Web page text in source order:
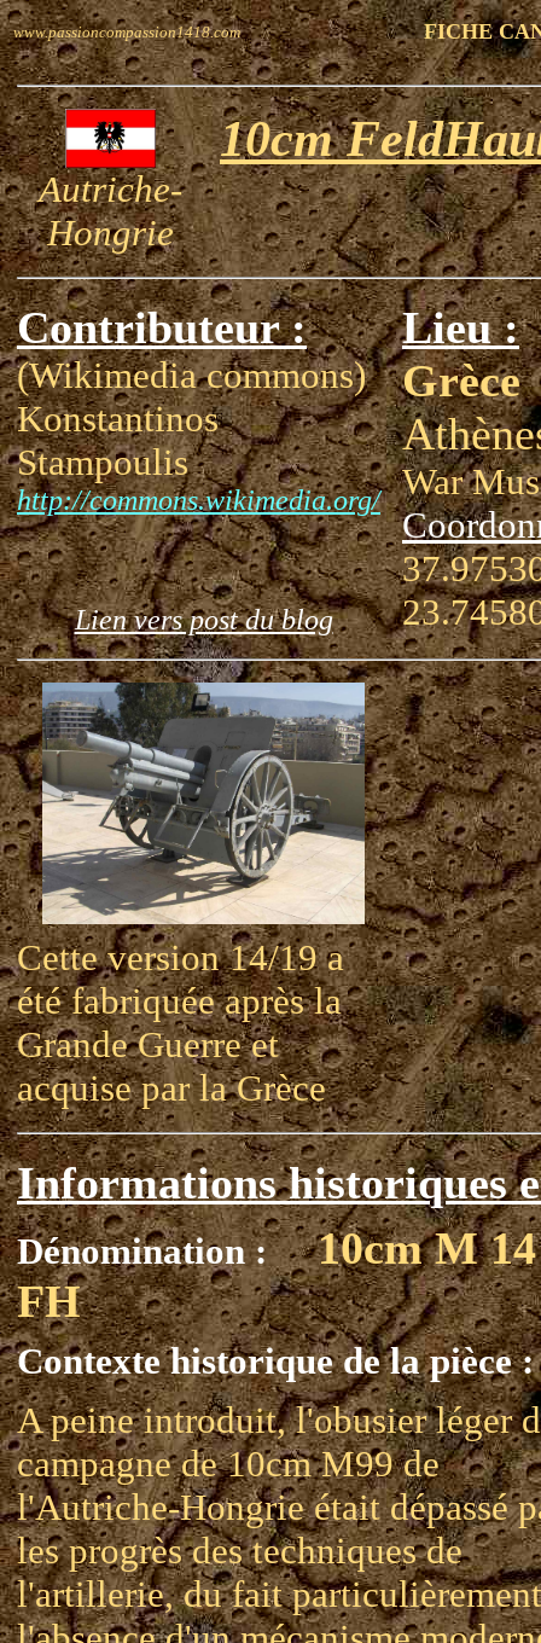
www.passioncompassion1418.com FICHE
Autriche-
Hongrie
10cm
Contributeur :
(Wikimedia commons)
Konstantinos
Stampoulis
http://commons.wikimedia.org/
Lien vers post du blog
Lieu :
Grèce
War
Cette version 14/19 a
été fabriquée après la
Grande Guerre et
acquise par la Grèce
Informations historiques
Dénomination :
10cm M 14
FH
Contexte historique de la pièce :
A peine introduit, l'obusier léger
campagne de 10cm M99 de
l'Autriche-Hongrie était dépassé
les progrès des techniques de
l'artillerie, du fait